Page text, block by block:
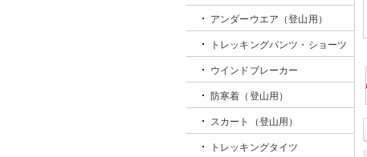
アンダーウエア（登山用）
トレッキングパンツ・ショーツ
ウインドブレーカー
防寒着（登山用）
スカート（登山用）
トレッキングタイツ